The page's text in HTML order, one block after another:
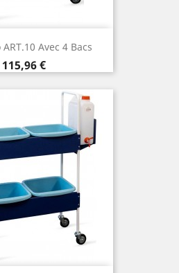
Avec 4 Bacs
Prix
115,96 €